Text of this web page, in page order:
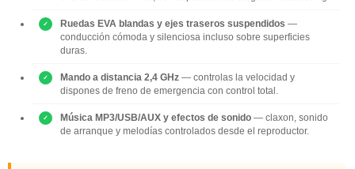
Ruedas EVA blandas y ejes traseros suspendidos —
conducción cómoda y silenciosa incluso sobre superficies
duras.
Mando a distancia 2,4 GHz — controlas la velocidad y
dispones de freno de emergencia con control total.
Música MP3/USB/AUX y efectos de sonido — claxon, sonido
de arranque y melodías controlados desde el reproductor.